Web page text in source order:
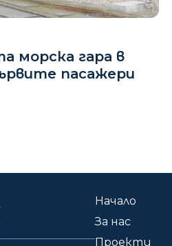
морска гара в
пасажери
Начало
За нас
Проекти